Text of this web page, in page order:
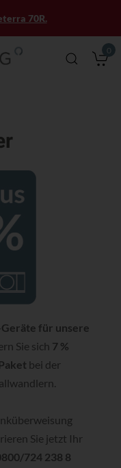
0
70R.
für unsere
Sie sich 7 %
bei der
Sie jetzt Ihr
724 238 8